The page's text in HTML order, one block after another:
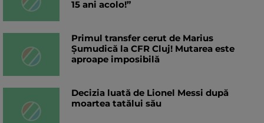
15 ani acolo!”
Primul transfer cerut de Marius
Șumudică la CFR Cluj! Mutarea este
aproape imposibilă
Decizia luată de Lionel Messi după
moartea tatălui său